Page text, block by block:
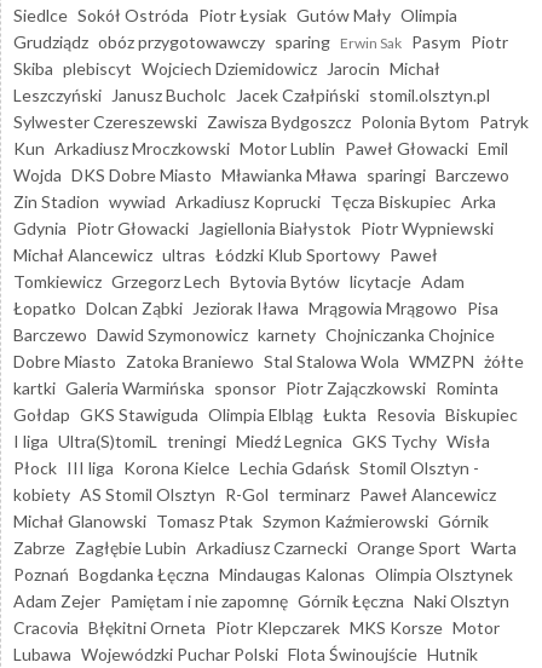
Siedlce Sokół Ostróda Piotr Łysiak Gutów Mały Olimpia
Grudziądz obóz przygotowawczy sparing Erwin Sak Pasym Piotr
Skiba plebiscyt Wojciech Dziemidowicz Jarocin Michał
Leszczyński
Janusz Bucholc Jacek Czałpiński stomil.olsztyn.pl
Sylwester Czereszewski Zawisza Bydgoszcz Polonia Bytom Patryk
Kun Arkadiusz Mroczkowski Motor Lublin Paweł Głowacki Emil
Wojda DKS Dobre Miasto Mławianka Mława sparingi Barczewo
Zin Stadion wywiad Arkadiusz Koprucki Tęcza Biskupiec Arka
Gdynia Piotr Głowacki Jagiellonia Białystok Piotr Wypniewski
Michał Alancewicz ultras Łódzki Klub Sportowy Paweł
Tomkiewicz Grzegorz Lech Bytovia Bytów licytacje Adam
Łopatko Dolcan Ząbki Jeziorak Iława Mrągowia Mrągowo Pisa
Barczewo Dawid Szymonowicz karnety Chojniczanka Chojnice
Dobre Miasto Zatoka Braniewo Stal Stalowa Wola WMZPN żółte
kartki Galeria Warmińska sponsor Piotr Zajączkowski Rominta
Gołdap GKS Stawiguda Olimpia Elbląg Łukta Resovia Biskupiec
I liga Ultra(S)tomiL treningi Miedź Legnica GKS Tychy Wisła
Płock III liga Korona Kielce Lechia Gdańsk Stomil Olsztyn -
kobiety AS Stomil Olsztyn R-Gol terminarz Paweł Alancewicz
Michał Glanowski Tomasz Ptak Szymon Kaźmierowski Górnik
Zabrze Zagłębie Lubin Arkadiusz Czarnecki Orange Sport Warta
Poznań Bogdanka Łęczna Mindaugas Kalonas Olimpia Olsztynek
Adam Zejer Pamiętam i nie zapomnę Górnik Łęczna Naki Olsztyn
Cracovia Błękitni Orneta Piotr Klepczarek MKS Korsze Motor
Lubawa Wojewódzki Puchar Polski Flota Świnoujście Hutnik